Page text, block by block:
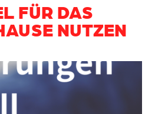
FÜR DAS
NUTZEN